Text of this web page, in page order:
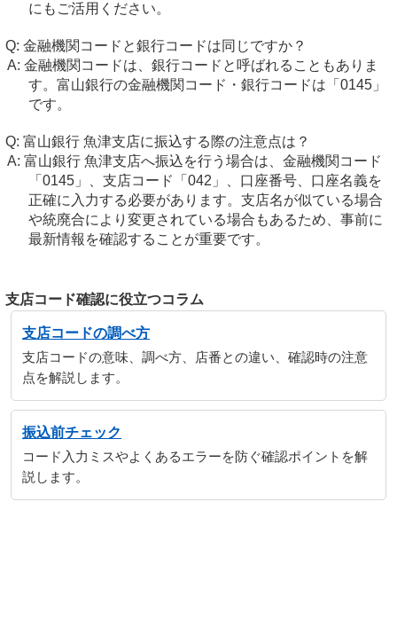
にもご活用ください。
金融機関コードと銀行コードは同じですか？
金融機関コードは、銀行コードと呼ばれることもありま
す。富山銀行の金融機関コード・銀行コードは「0145」
です。
富山銀行 魚津支店に振込する際の注意点は？
富山銀行 魚津支店へ振込を行う場合は、金融機関コード
「0145」、支店コード「042」、口座番号、口座名義を
正確に入力する必要があります。支店名が似ている場合
や統廃合により変更されている場合もあるため、事前に
最新情報を確認することが重要です。
支店コード確認に役立つコラム
支店コードの調べ方
支店コードの意味、調べ方、店番との違い、確認時の注意
点を解説します。
振込前チェック
コード入力ミスやよくあるエラーを防ぐ確認ポイントを解
説します。